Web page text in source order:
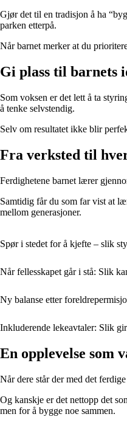
Gjør det til en tradisjon å ha
parken etterpå.
Når barnet merker at du
Gi plass til barnets
Som voksen er det lett å ta
å tenke selvstendig.
Selv om resultatet ikke blir
Fra verksted til
Ferdighetene barnet lærer
Samtidig får du som far vist at
mellom generasjoner.
Spør i stedet for å kjefte – slik
Når fellesskapet går i stå: Slik
Ny balanse etter
Inkluderende lekeavtaler: Slik
En opplevelse som
Når dere står der med det
Og kanskje er det nettopp det
men for å bygge noe sammen.